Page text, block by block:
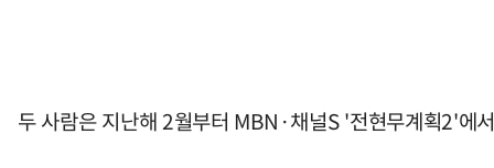
두 사람은 지난해 2월부터 MBN·채널S '전현무계획2'에